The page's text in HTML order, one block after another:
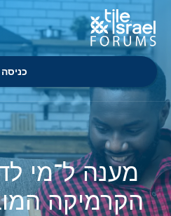
כניסה
מענה ל־מי
הקרמיקה